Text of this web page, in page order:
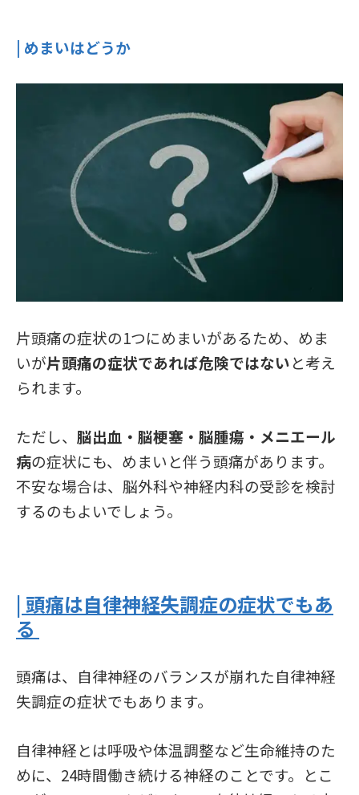
| めまいはどうか
片頭痛の症状の1つにめまいがあるため、めま
いが片頭痛の症状であれば危険ではないと考え
られます。
ただし、 脳出血・脳梗塞・脳腫瘍・メニエール
病の症状にも、めまいと伴う頭痛があります。
不安な場合は、脳外科や神経内科の受診を検討
するのもよいでしょう。
| 頭痛は自律神経失調症の症状でもあ
る
頭痛は、自律神経のバランスが崩れた自律神経
失調症の症状でもあります。
自律神経とは呼吸や体温調整など生命維持のた
めに、24時間働き続ける神経のことです。とこ